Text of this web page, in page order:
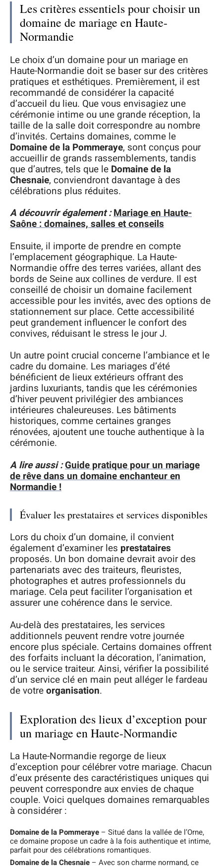
Les critères essentiels pour choisir un
domaine de mariage en Haute-
Normandie
Le choix d’un domaine pour un mariage en
Haute-Normandie doit se baser sur des critères
pratiques et esthétiques. Premièrement, il est
recommandé de considérer la capacité
d’accueil du lieu. Que vous envisagiez une
cérémonie intime ou une grande réception, la
taille de la salle doit correspondre au nombre
d’invités. Certains domaines, comme le
Domaine de la Pommeraye, sont conçus pour
accueillir de grands rassemblements, tandis
que d’autres, tels que le Domaine de la
Chesnaie, conviendront davantage à des
célébrations plus réduites.
A découvrir également :Mariage en Haute-
Saône : domaines, salles et conseils
Ensuite, il importe de prendre en compte
l’emplacement géographique. La Haute-
Normandie offre des terres variées, allant des
bords de Seine aux collines de verdure. Il est
conseillé de choisir un domaine facilement
accessible pour les invités, avec des options de
stationnement sur place. Cette accessibilité
peut grandement influencer le confort des
convives, réduisant le stress le jour J.
Un autre point crucial concerne l’ambiance et le
cadre du domaine. Les mariages d’été
bénéficient de lieux extérieurs offrant des
jardins luxuriants, tandis que les cérémonies
d’hiver peuvent privilégier des ambiances
intérieures chaleureuses. Les bâtiments
historiques, comme certaines granges
rénovées, ajoutent une touche authentique à la
cérémonie.
A lire aussi :Guide pratique pour un mariage
de rêve dans un domaine enchanteur en
Normandie !
Évaluer les prestataires et services disponibles
Lors du choix d’un domaine, il convient
également d’examiner les prestataires
proposés. Un bon domaine devrait avoir des
partenariats avec des traiteurs, fleuristes,
photographes et autres professionnels du
mariage. Cela peut faciliter l’organisation et
assurer une cohérence dans le service.
Au-delà des prestataires, les services
additionnels peuvent rendre votre journée
encore plus spéciale. Certains domaines offrent
des forfaits incluant la décoration, l’animation,
ou le service traiteur. Ainsi, vérifier la possibilité
d’un service clé en main peut alléger le fardeau
de votreorganisation.
Exploration des lieux d’exception pour
un mariage en Haute-Normandie
La Haute-Normandie regorge de lieux
d’exception pour célébrer votre mariage. Chacun
d’eux présente des caractéristiques uniques qui
peuvent correspondre aux envies de chaque
couple. Voici quelques domaines remarquables
à considérer :
Domaine de la Pommeraye– Situé dans la vallée de l’Orne,
ce domaine propose un cadre à la fois authentique et intime,
parfait pour des célébrations romantiques.
Domaine de la Chesnaie– Avec son charme normand, ce